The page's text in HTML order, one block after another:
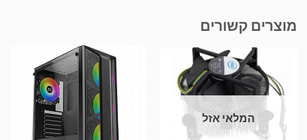
מוצרים קשורים
המלאי אזל